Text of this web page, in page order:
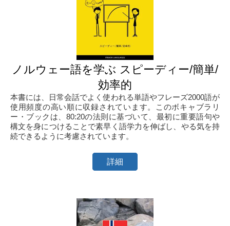
ノルウェー語を学ぶ スピーディー/簡単/
効率的
本書には、日常会話でよく使われる単語やフレーズ2000語が
使用頻度の高い順に収録されています。このボキャブラリ
ー・ブックは、80:20の法則に基づいて、最初に重要語句や
構文を身につけることで素早く語学力を伸ばし、やる気を持
続できるように考慮されています。
詳細